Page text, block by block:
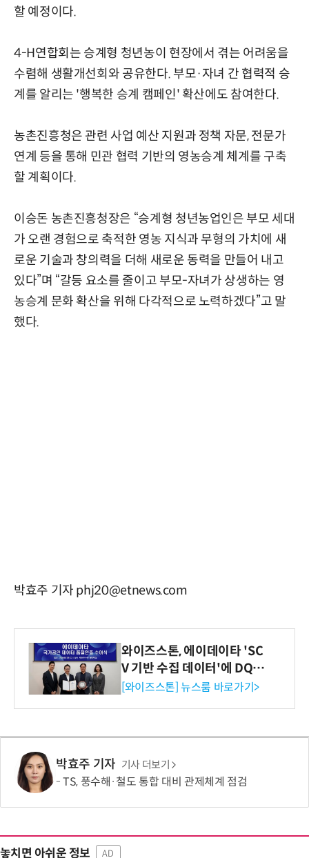
할 예정이다.
4-H연합회는 승계형 청년농이 현장에서 겪는 어려움을
수렴해 생활개선회와 공유한다. 부모·자녀 간 협력적 승
계를 알리는 '행복한 승계 캠페인' 확산에도 참여한다.
농촌진흥청은 관련 사업 예산 지원과 정책 자문, 전문가
연계 등을 통해 민관 협력 기반의 영농승계 체계를 구축
할 계획이다.
이승돈 농촌진흥청장은 “승계형 청년농업인은 부모 세대
가 오랜 경험으로 축적한 영농 지식과 무형의 가치에 새
로운 기술과 창의력을 더해 새로운 동력을 만들어 내고
있다”며 “갈등 요소를 줄이고 부모-자녀가 상생하는 영
농승계 문화 확산을 위해 다각적으로 노력하겠다”고 말
했다.
박효주 기자 phj20@etnews.com
와이즈스톤, 에이데이타 'SC
V 기반 수집 데이터'에 DQ인
증 최고 등급 수여
[와이즈스톤] 뉴스룸 바로가기>
박효주 기자 기사 더보기
TS, 풍수해·철도 통합 대비 관제체계 점검
놓치면 아쉬운 정보 AD